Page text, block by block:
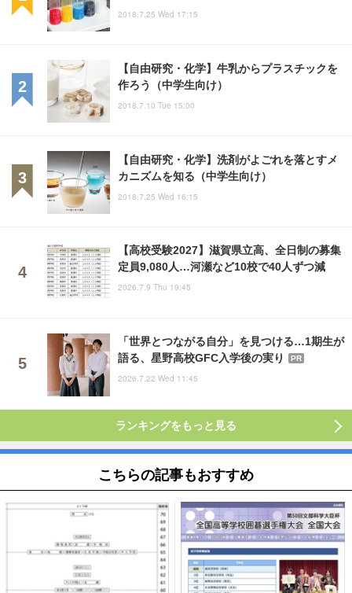
2018.7.25 Wed 17:15
【自由研究・化学】牛乳からプラスチックを
作ろう（中学生向け）
2018.7.10 Tue 15:00
【自由研究・化学】洗剤がよごれを落とすメ
カニズムを知る（中学生向け）
2018.7.25 Wed 16:15
【高校受験2027】滋賀県立高、全日制の募集
定員9,080人…河瀬など10校で40人ずつ減
2026.7.9 Thu 19:45
「世界とつながる自分」を見つける…1期生が
語る、星野高校GFC入学後の実り
PR
2026.7.22 Wed 11:45
ランキングをもっと見る
こちらの記事もおすすめ